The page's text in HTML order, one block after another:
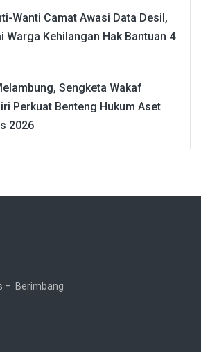
Wanti Camat Awasi Data Desil,
Warga Kehilangan Hak Bantuan 4
Sengketa Wakaf
Perkuat Benteng Hukum Aset
2026
– Berimbang